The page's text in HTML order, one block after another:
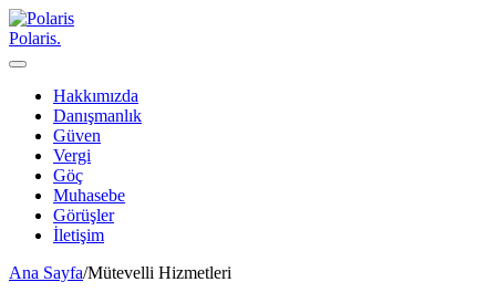
Polaris.
Hakkımızda
Danışmanlık
Güven
Vergi
Göç
Muhasebe
Görüşler
İletişim
Ana Sayfa/Mütevelli Hizmetleri